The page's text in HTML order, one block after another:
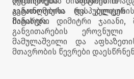
ავტონომიური
მინისტრი დიმიტრი
განვითარების
მამულაშვილი და
მთავრობის წევრები
განათლებისა და
ჩატარდა.